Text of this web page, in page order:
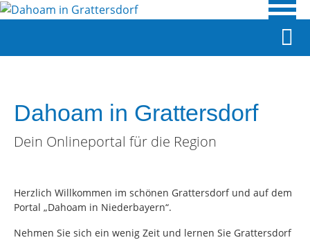
Dahoam in Grattersdorf
Dein Onlineportal für die Region
Herzlich Willkommen im schönen Grattersdorf und auf dem
Portal „Dahoam in Niederbayern“.
Nehmen Sie sich ein wenig Zeit und lernen Sie Grattersdorf